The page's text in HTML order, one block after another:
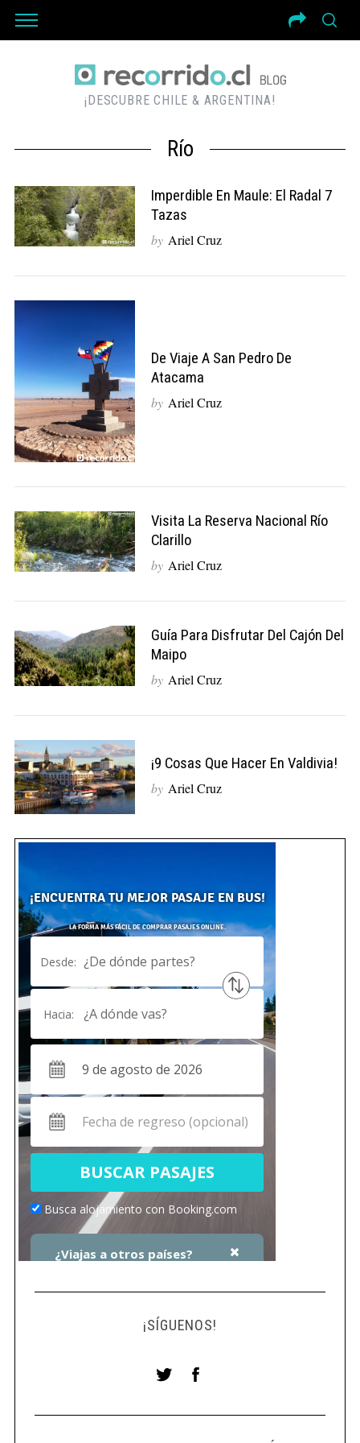
¡DESCUBRE CHILE & ARGENTINA!
Río
Imperdible En Maule: El Radal 7
Tazas
by Ariel Cruz
De Viaje A San Pedro De
Atacama
by Ariel Cruz
Visita La Reserva Nacional Río
Clarillo
by Ariel Cruz
Guía Para Disfrutar Del Cajón Del
Maipo
by Ariel Cruz
¡9 Cosas Que Hacer En Valdivia!
by Ariel Cruz
¡SÍGUENOS!